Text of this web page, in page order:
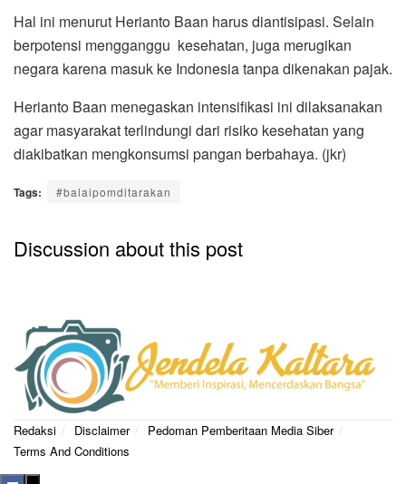
Hal ini menurut Herianto Baan harus diantisipasi. Selain
berpotensi mengganggu kesehatan, juga merugikan
negara karena masuk ke Indonesia tanpa dikenakan pajak.
Herianto Baan menegaskan intensifikasi ini dilaksanakan
agar masyarakat terlindungi dari risiko kesehatan yang
diakibatkan mengkonsumsi pangan berbahaya. (jkr)
Tags: #balaipomditarakan
Discussion about this post
Redaksi Disclaimer
Pedoman Pemberitaan Media Siber
Terms And Conditions